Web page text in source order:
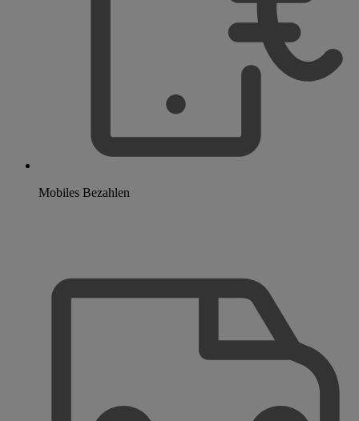
Mobiles Bezahlen